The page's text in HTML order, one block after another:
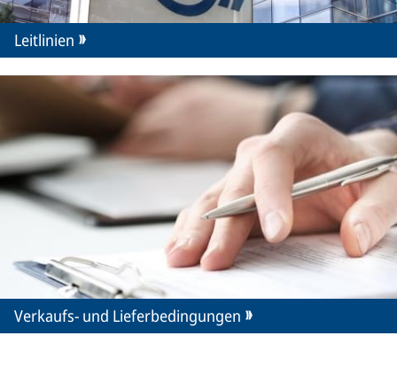
Leitlinien
Verkaufs- und Lieferbedingungen